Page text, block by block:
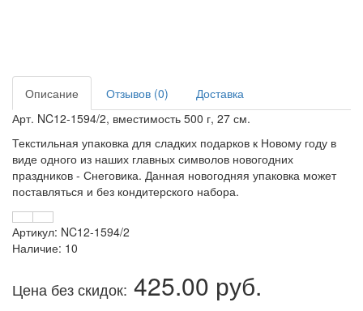
Описание Отзывов (0)
Доставка
Арт. NC12-1594/2, вместимость 500 г, 27 см.
Текстильная упаковка для сладких подарков к Новому году в
виде одного из наших главных символов новогодних
праздников - Снеговика. Данная новогодняя упаковка может
поставляться и без кондитерского набора.
Артикул: NC12-1594/2
Наличие: 10
Цена без скидок: 425.00 руб.